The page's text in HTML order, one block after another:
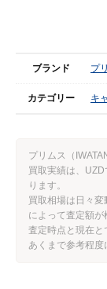
ブランド プ
カテゴリー キ
プリムス（
買取実績は、
ります。
買取相場は日々
によって査定額が
査定時点と現在と
あくまで参考程度